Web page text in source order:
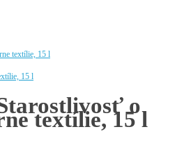
textílie, 15 l
o
textílie, 15 l